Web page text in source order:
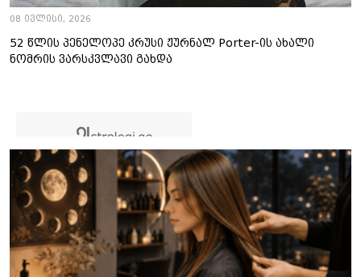
08 ივლისი, 2026
52 წლის პენელოპე კრუსი ჟურნალ Porter-ის ახალი
ნომრის ვარსკვლავი გახდა